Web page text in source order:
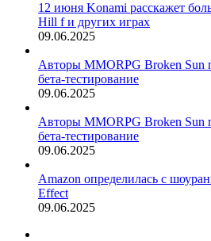
12 июня Konami расскажет
Hill f и других играх
09.06.2025
Авторы MMORPG Broken Sun
бета-тестирование
09.06.2025
Авторы MMORPG Broken Sun
бета-тестирование
09.06.2025
Amazon определилась с
Effect
09.06.2025